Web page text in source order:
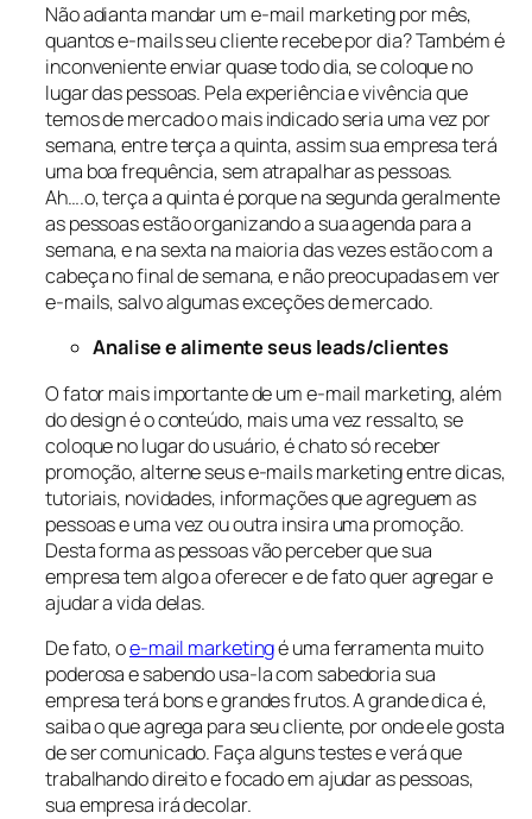
Não adianta mandar um e-mail marketing por mês,
quantos e-mails seu cliente recebe por dia? Também é
inconveniente enviar quase todo dia, se coloque no
lugar das pessoas. Pela experiência e vivência que
temos de mercado o mais indicado seria uma vez por
semana, entre terça a quinta, assim sua empresa terá
uma boa frequência, sem atrapalhar as pessoas.
Ah….o, terça a quinta é porque na segunda geralmente
as pessoas estão organizando a sua agenda para a
semana, e na sexta na maioria das vezes estão com a
cabeça no final de semana, e não preocupadas em ver
e-mails, salvo algumas exceções de mercado.
Analise e alimente seus leads/clientes
O fator mais importante de um e-mail marketing, além
do design é o conteúdo, mais uma vez ressalto, se
coloque no lugar do usuário, é chato só receber
promoção, alterne seus e-mails marketing entre dicas,
tutoriais, novidades, informações que agreguem as
pessoas e uma vez ou outra insira uma promoção.
Desta forma as pessoas vão perceber que sua
empresa tem algo a oferecer e de fato quer agregar e
ajudar a vida delas.
De fato, oe-mail marketingé uma ferramenta muito
poderosa e sabendo usa-la com sabedoria sua
empresa terá bons e grandes frutos. A grande dica é,
saiba o que agrega para seu cliente, por onde ele gosta
de ser comunicado. Faça alguns testes e verá que
trabalhando direito e focado em ajudar as pessoas,
sua empresa irá decolar.